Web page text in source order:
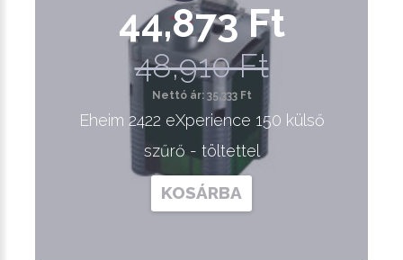
44,873 Ft
48,910 Ft
Nettó ár: 35,333 Ft
Eheim 2422 eXperience 150 külső
szűrő - töltettel
KOSÁRBA